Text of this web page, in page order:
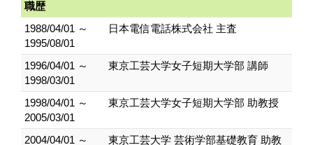
職歴
1988/04/01 ～
1995/08/01
日本電信電話株式会社 主査
1996/04/01 ～
1998/03/01
東京工芸大学女子短期大学部 講師
1998/04/01 ～
2005/03/01
東京工芸大学女子短期大学部 助教授
2004/04/01 ～
東京工芸大学 芸術学部基礎教育 助教